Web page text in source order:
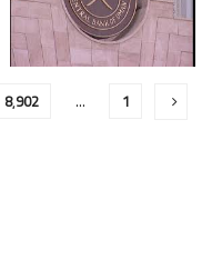
1
… 8٬902